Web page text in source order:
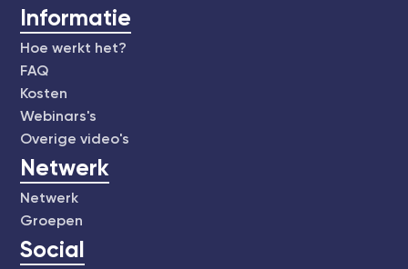
Informatie
Hoe werkt het?
FAQ
Kosten
Webinars's
Overige video's
Netwerk
Netwerk
Groepen
Social